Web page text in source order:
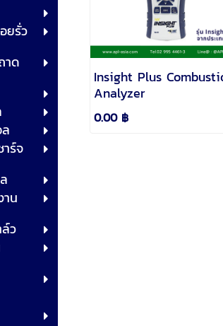
ยรั่ว
าด
ร์จ
น
ว
Insight Plus
Analyzer
0.00 ฿